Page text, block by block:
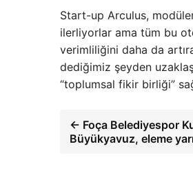
Start-up Arculus,
ilerliyorlar ama tüm bu
verimliliğini daha da
dediğimiz şeyden
“toplumsal fikir birliği”
← Foça Belediyespor
Büyükyavuz, eleme